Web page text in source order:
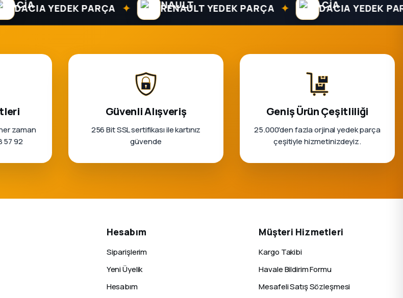
YEDEK PARÇA ✦ RENAULT YEDEK PARÇA ✦ DACIA YEDEK PARÇA
zaman
57 92
Güvenli Alışveriş
256 Bit SSL sertifikası ile kartınız
güvende
Geniş Ürün Çeşitliliği
25.000'den fazla orjinal yedek parça
çeşitiyle hizmetinizdeyiz.
Hesabım
Siparişlerim
Yeni Üyelik
Hesabım
Müşteri Hizmetleri
Kargo Takibi
Havale Bildirim Formu
Mesafeli Satış Sözleşmesi